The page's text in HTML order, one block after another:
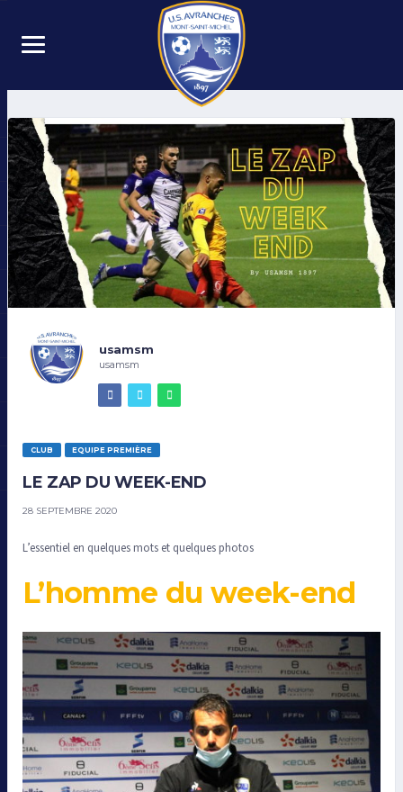
usamsm
usamsm
CLUB EQUIPE PREMIÈRE
LE ZAP DU WEEK-END
28 SEPTEMBRE 2020
L’essentiel en quelques mots et quelques photos
L’homme du week-end